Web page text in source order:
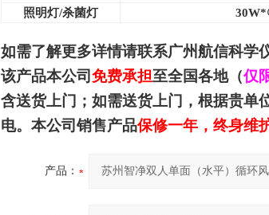
照明灯/杀菌灯
30W*
如需了解更多详情请联系广州航信科学
该产品本公司免费承担至全国各地（仅
含送货上门；如需送货上门，根据贵单
电。本公司销售产品保修一年，终身维
产品：